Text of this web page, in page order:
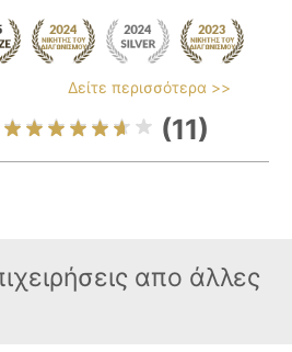
Δείτε περισσότερα >>
(11)
απο άλλες